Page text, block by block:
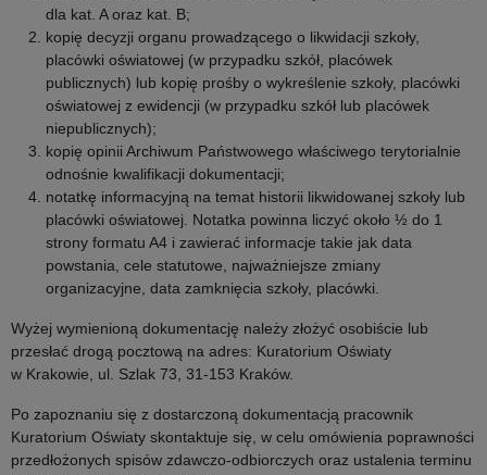
dla kat. A oraz kat. B;
kopię decyzji organu prowadzącego o likwidacji szkoły,
placówki oświatowej (w przypadku szkół, placówek
publicznych) lub kopię prośby o wykreślenie szkoły, placówki
oświatowej z ewidencji (w przypadku szkół lub placówek
niepublicznych);
kopię opinii Archiwum Państwowego właściwego terytorialnie
odnośnie kwalifikacji dokumentacji;
notatkę informacyjną na temat historii likwidowanej szkoły lub
placówki oświatowej. Notatka powinna liczyć około ½ do 1
strony formatu A4 i zawierać informacje takie jak data
powstania, cele statutowe, najważniejsze zmiany
organizacyjne, data zamknięcia szkoły, placówki.
Wyżej wymienioną dokumentację należy złożyć osobiście lub
przesłać drogą pocztową na adres: Kuratorium Oświaty
w Krakowie, ul. Szlak 73, 31-153 Kraków.
Po zapoznaniu się z dostarczoną dokumentacją pracownik
Kuratorium Oświaty skontaktuje się, w celu omówienia poprawności
przedłożonych spisów zdawczo-odbiorczych oraz ustalenia terminu